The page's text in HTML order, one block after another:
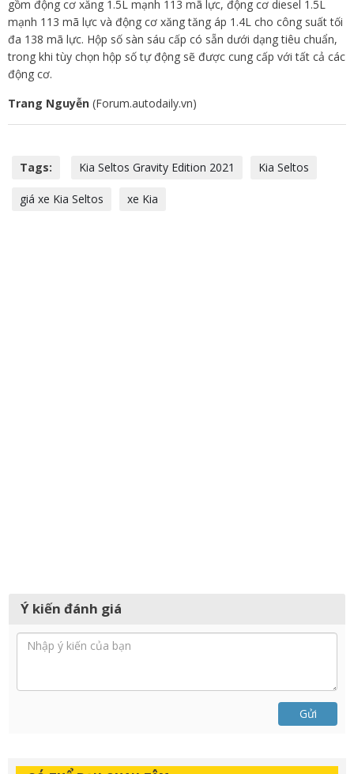
gồm động cơ xăng 1.5L mạnh 113 mã lực, động cơ diesel 1.5L
mạnh 113 mã lực và động cơ xăng tăng áp 1.4L cho công suất tối
đa 138 mã lực. Hộp số sàn sáu cấp có sẵn dưới dạng tiêu chuẩn,
trong khi tùy chọn hộp số tự động sẽ được cung cấp với tất cả các
động cơ.
Trang Nguyễn (Forum.autodaily.vn)
Tags: Kia Seltos Gravity Edition 2021 Kia Seltos
giá xe Kia Seltos xe Kia
Ý kiến đánh giá
Gửi